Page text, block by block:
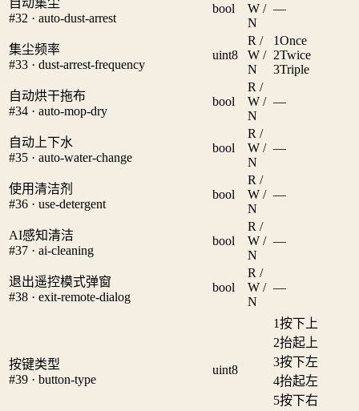
#32 · auto-dust-arrest
bool
W /
N
—
集尘频率
#33 · dust-arrest-frequency
uint8
R /
W /
N
1Once
2Twice
3Triple
自动烘干拖布
#34 · auto-mop-dry
bool
R /
W /
N
—
自动上下水
#35 · auto-water-change
bool
R /
W /
N
—
使用清洁剂
#36 · use-detergent
bool
R /
W /
N
—
AI感知清洁
#37 · ai-cleaning
bool
R /
W /
N
—
退出遥控模式弹窗
#38 · exit-remote-dialog
bool
R /
W /
N
—
按键类型
#39 · button-type
uint8
1按下上
2抬起上
3按下左
4抬起左
5按下右